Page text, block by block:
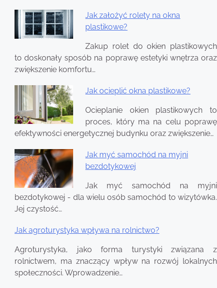
Jak założyć rolety na okna
plastikowe?
Zakup rolet do okien plastikowych
to doskonały sposób na poprawę estetyki wnętrza oraz
zwiększenie komfortu…
Jak ocieplić okna plastikowe?
Ocieplanie okien plastikowych to
proces, który ma na celu poprawę
efektywności energetycznej budynku oraz zwiększenie…
Jak myć samochód na myjni
bezdotykowej
Jak myć samochód na myjni
bezdotykowej - dla wielu osób samochód to wizytówka.
Jej czystość…
Jak agroturystyka wpływa na rolnictwo?
Agroturystyka, jako forma turystyki związana z
rolnictwem, ma znaczący wpływ na rozwój lokalnych
społeczności. Wprowadzenie…